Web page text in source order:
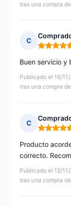
tras una compra
C
Nota: 5 de
Publicado el 16/
tras una compra
Buen servicio y
C
Nota: 5 de
Publicado el 12/
tras una compra
Producto
correcto.